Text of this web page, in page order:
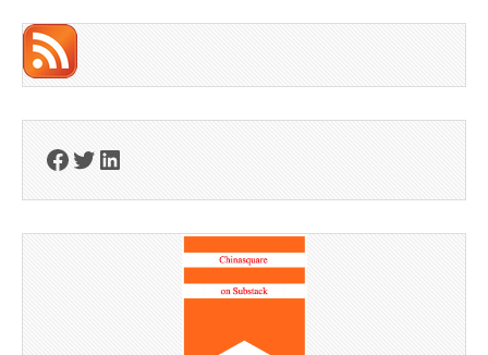
Facebook
Twitter
LinkedIn